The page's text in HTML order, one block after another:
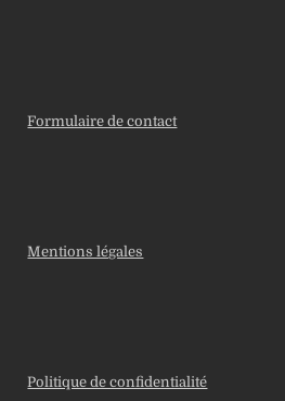
Formulaire de contact
Mentions légales
Politique de confidentialité